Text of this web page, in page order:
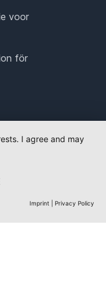
voor
för
I agree and may
Imprint Privacy Policy